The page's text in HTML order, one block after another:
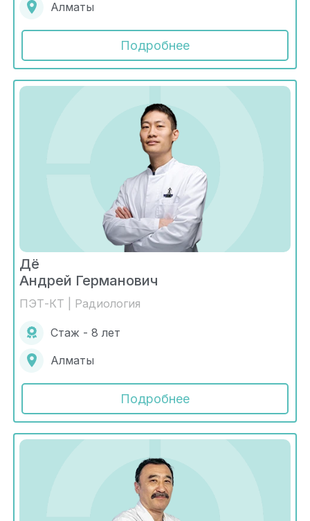
Алматы
Подробнее
Дё
Андрей Германович
ПЭТ-КТ | Радиология
Стаж - 8 лет
Алматы
Подробнее